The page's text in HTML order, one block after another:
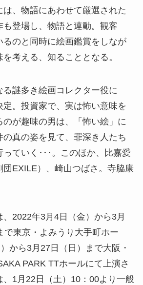
は、物語にあわせて厳選された
も登場し、物語と連動。観客
るのと同時に絵画鑑賞をしなが
考える、知ることとなる。
謎多き絵画コレクター役に
定。投資家で、実は怖い意味を
が趣味の男は、「怖い絵」に
真の姿を見て、罪深き人たち
ていく･･･。このほか、比嘉愛
団EXILE）、崎山つばさ。寺脇康
2022年3月4日（金）から3月
で東京・よみうり大手町ホー
から3月27日（日）まで大阪・
PARK TTホールにて上演さ
、1月22日（土）10：00より一般